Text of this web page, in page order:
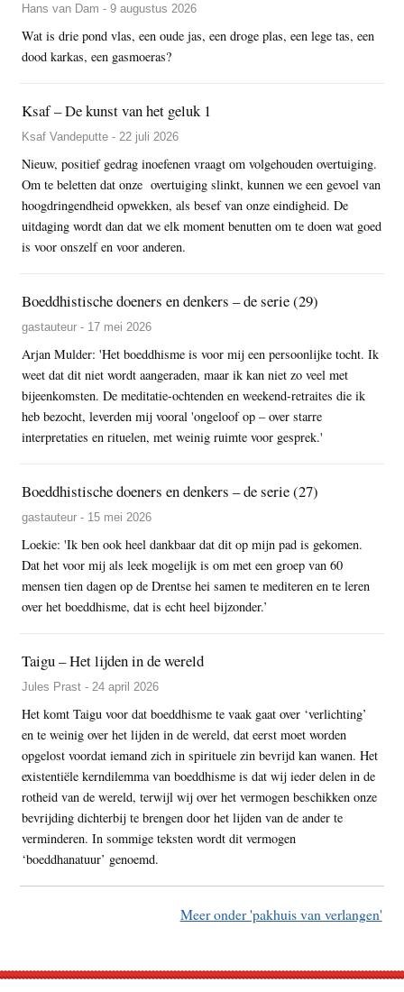
Hans van Dam - 9 augustus 2026
Wat is drie pond vlas, een oude jas, een droge plas, een lege tas, een
dood karkas, een gasmoeras?
Ksaf – De kunst van het geluk 1
Ksaf Vandeputte - 22 juli 2026
Nieuw, positief gedrag inoefenen vraagt om volgehouden overtuiging.
Om te beletten dat onze overtuiging slinkt, kunnen we een gevoel van
hoogdringendheid opwekken, als besef van onze eindigheid. De
uitdaging wordt dan dat we elk moment benutten om te doen wat goed
is voor onszelf en voor anderen.
Boeddhistische doeners en denkers – de serie (29)
gastauteur - 17 mei 2026
Arjan Mulder: 'Het boeddhisme is voor mij een persoonlijke tocht. Ik
weet dat dit niet wordt aangeraden, maar ik kan niet zo veel met
bijeenkomsten. De meditatie-ochtenden en weekend-retraites die ik
heb bezocht, leverden mij vooral 'ongeloof op – over starre
interpretaties en rituelen, met weinig ruimte voor gesprek.'
Boeddhistische doeners en denkers – de serie (27)
gastauteur - 15 mei 2026
Loekie: 'Ik ben ook heel dankbaar dat dit op mijn pad is gekomen.
Dat het voor mij als leek mogelijk is om met een groep van 60
mensen tien dagen op de Drentse hei samen te mediteren en te leren
over het boeddhisme, dat is echt heel bijzonder.’
Taigu – Het lijden in de wereld
Jules Prast - 24 april 2026
Het komt Taigu voor dat boeddhisme te vaak gaat over ‘verlichting’
en te weinig over het lijden in de wereld, dat eerst moet worden
opgelost voordat iemand zich in spirituele zin bevrijd kan wanen. Het
existentiële kerndilemma van boeddhisme is dat wij ieder delen in de
rotheid van de wereld, terwijl wij over het vermogen beschikken onze
bevrijding dichterbij te brengen door het lijden van de ander te
verminderen. In sommige teksten wordt dit vermogen
‘boeddhanatuur’ genoemd.
Meer onder 'pakhuis van verlangen'